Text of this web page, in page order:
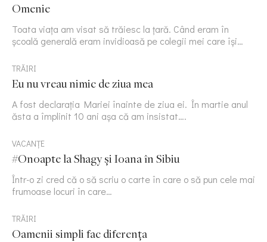
Omenie
Toata viața am visat să trăiesc la țară. Când eram în
școală generală eram invidioasă pe colegii mei care își…
TRĂIRI
Eu nu vreau nimic de ziua mea
A fost declarația Mariei înainte de ziua ei. În martie anul
ăsta a împlinit 10 ani așa că am insistat….
VACANȚE
#Onoapte la Shagy și Ioana în Sibiu
Într-o zi cred că o să scriu o carte în care o să pun cele mai
frumoase locuri în care…
TRĂIRI
Oamenii simpli fac diferența